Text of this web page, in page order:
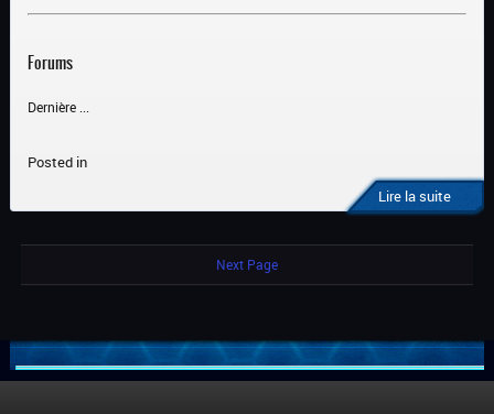
Forums
Dernière ...
Lire la suite
Posted in
Next Page